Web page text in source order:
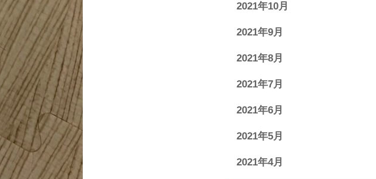
2021年10月
2021年9月
2021年8月
2021年7月
2021年6月
2021年5月
2021年4月